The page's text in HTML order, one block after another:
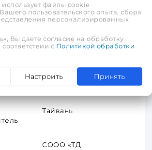
набор-сет головок 1/4" и 1/2"
ХАРАКТЕРИСТИКИ
Тайвань
СООО «ТД
файлы cookie
пользовательского опыта, сбора
персонализированных
Вы даете согласие на обработку
с Политикой обработки
Настроить Принять